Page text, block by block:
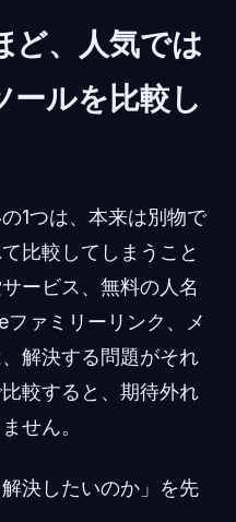
ど、人気では
ールを比較し
1つは、本来は別物で
比較してしまうこと
ービス、無料の人名
ァミリーリンク、メ
解決する問題がそれ
較すると、期待外れ
せん。
決したいのか」を先